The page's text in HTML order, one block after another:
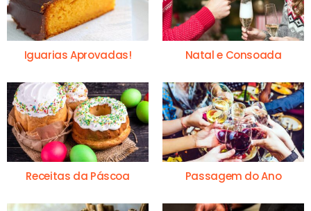
Iguarias Aprovadas! Natal e Consoada
Receitas da Páscoa Passagem do Ano